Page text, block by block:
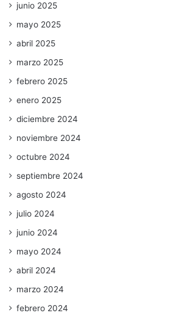
junio 2025
mayo 2025
abril 2025
marzo 2025
febrero 2025
enero 2025
diciembre 2024
noviembre 2024
octubre 2024
septiembre 2024
agosto 2024
julio 2024
junio 2024
mayo 2024
abril 2024
marzo 2024
febrero 2024